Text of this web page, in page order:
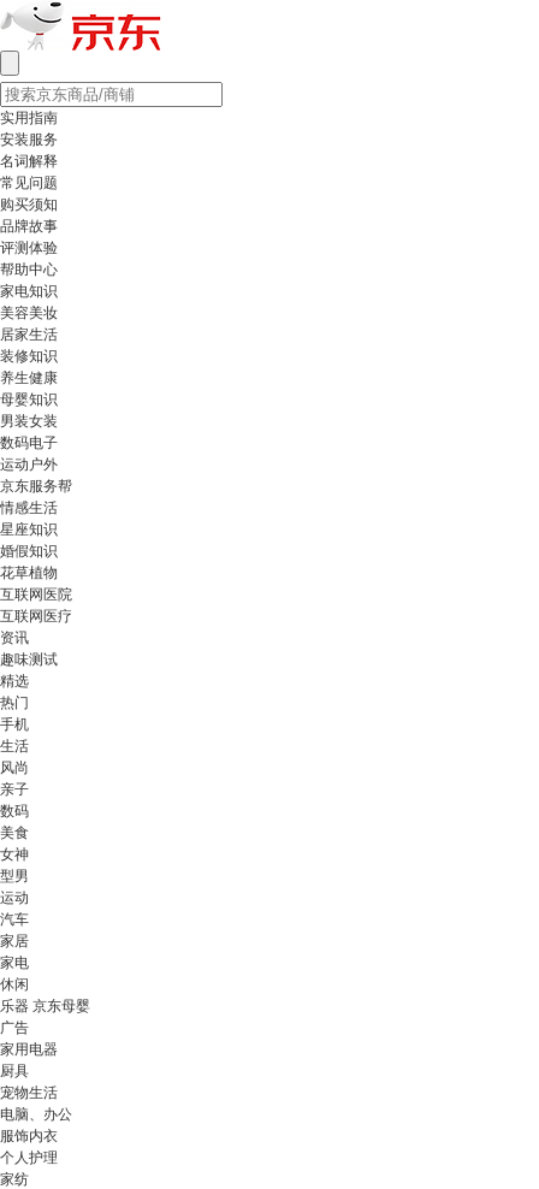
实用指南
安装服务
名词解释
常见问题
购买须知
品牌故事
评测体验
帮助中心
家电知识
美容美妆
居家生活
装修知识
养生健康
母婴知识
男装女装
数码电子
运动户外
京东服务帮
情感生活
星座知识
婚假知识
花草植物
互联网医院
互联网医疗
资讯
趣味测试
精选
热门
手机
生活
风尚
亲子
数码
美食
女神
型男
运动
汽车
家居
家电
休闲
乐器 京东母婴
广告
家用电器
厨具
宠物生活
电脑、办公
服饰内衣
个人护理
家纺